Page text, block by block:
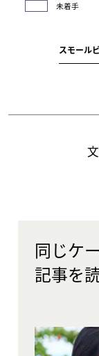
未着手
スモール
同じケ
記事を